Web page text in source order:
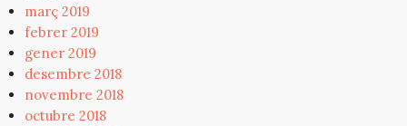
març 2019
febrer 2019
gener 2019
desembre 2018
novembre 2018
octubre 2018